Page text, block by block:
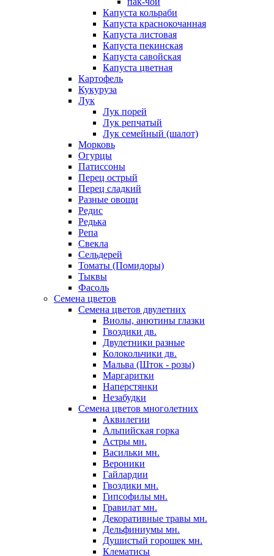
Капуста кольраби
Капуста краснокочанная
Капуста листовая
Капуста пекинская
Капуста савойская
Капуста цветная
Картофель
Кукуруза
Лук
Лук порей
Лук репчатый
Лук семейный (шалот)
Морковь
Огурцы
Патиссоны
Перец острый
Перец сладкий
Разные овощи
Редис
Редька
Репа
Свекла
Сельдерей
Томаты (Помидоры)
Тыквы
Фасоль
Семена цветов
Семена цветов двулетних
Виолы, анютины глазки
Гвоздики дв.
Двулетники разные
Колокольчики дв.
Мальва (Шток - розы)
Маргаритки
Наперстянки
Незабудки
Семена цветов многолетних
Аквилегии
Альпийская горка
Астры мн.
Васильки мн.
Вероники
Гайлардии
Гвоздики мн.
Гипсофилы мн.
Гравилат мн.
Декоративные травы мн.
Дельфиниумы мн.
Душистый горошек мн.
Клематисы